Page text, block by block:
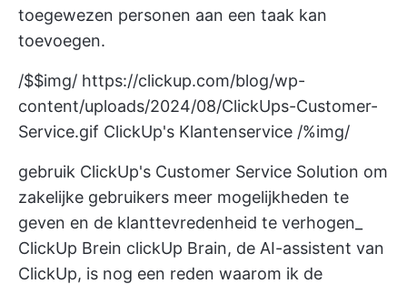
toegewezen personen aan een taak kan
toevoegen.
/$$img/ https://clickup.com/blog/wp-
content/uploads/2024/08/ClickUps-Customer-
Service.gif ClickUp's Klantenservice /%img/
gebruik ClickUp's Customer Service Solution om
zakelijke gebruikers meer mogelijkheden te
geven en de klanttevredenheid te verhogen_
ClickUp Brein clickUp Brain, de AI-assistent van
ClickUp, is nog een reden waarom ik de